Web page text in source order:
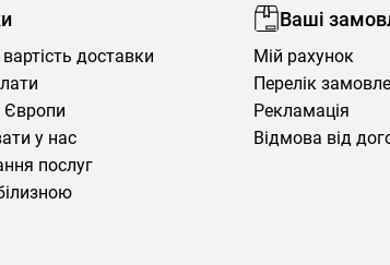
доставки
Європи
у нас
послуг
Ваші
Мій рахунок
Перелік
Рекламація
Відмова від